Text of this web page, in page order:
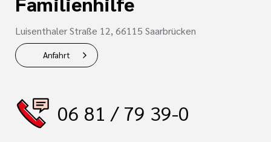
Luisenthaler Straße 12, 66115 Saarbrücken
Anfahrt
06 81 / 79 39-0